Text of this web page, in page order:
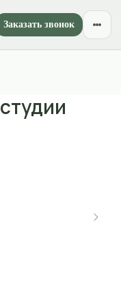
Заказать звонок